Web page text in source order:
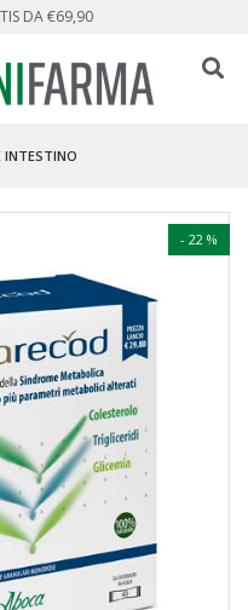
DA €69,90
INTESTINO
- 22 %